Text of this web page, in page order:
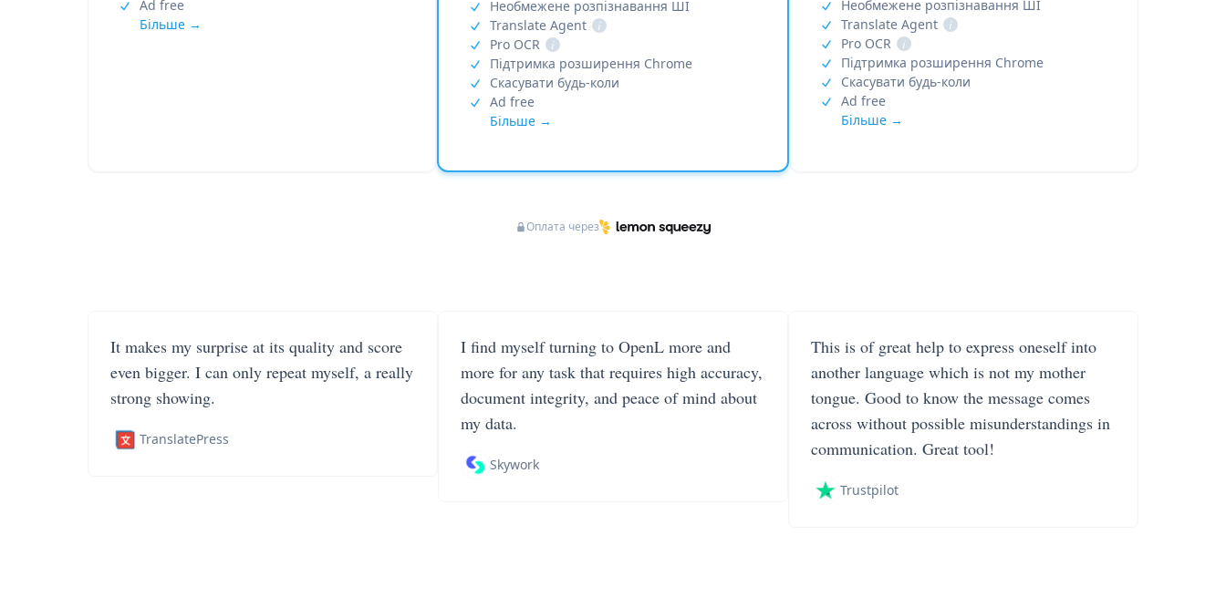
Ad free
Більше →
Необмежене розпізнавання ШІ
Translate Agent
i
Pro OCR
i
Підтримка розширення Chrome
Скасувати будь-коли
Ad free
Більше →
Необмежене розпізнавання ШІ
Translate Agent
i
Pro OCR
i
Підтримка розширення Chrome
Скасувати будь-коли
Ad free
Більше →
Оплата через
It makes my surprise at its quality and score
even bigger. I can only repeat myself, a really
strong showing.
TranslatePress
I find myself turning to OpenL more and
more for any task that requires high accuracy,
document integrity, and peace of mind about
my data.
Skywork
This is of great help to express oneself into
another language which is not my mother
tongue. Good to know the message comes
across without possible misunderstandings in
communication. Great tool!
Trustpilot